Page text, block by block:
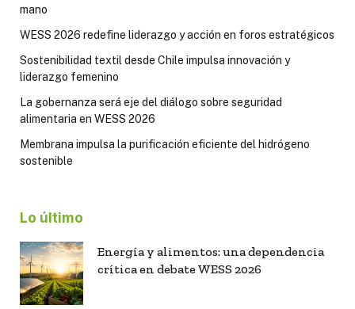
mano
WESS 2026 redefine liderazgo y acción en foros estratégicos
Sostenibilidad textil desde Chile impulsa innovación y
liderazgo femenino
La gobernanza será eje del diálogo sobre seguridad
alimentaria en WESS 2026
Membrana impulsa la purificación eficiente del hidrógeno
sostenible
Lo último
Energía y alimentos: una dependencia
crítica en debate WESS 2026